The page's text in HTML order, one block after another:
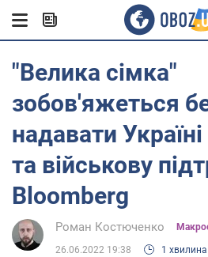
"Велика сімка"
зобов'яжеться
надавати
та військову
Bloomberg
Роман Костюченко
26.06.2022 19:38 1 хвилина